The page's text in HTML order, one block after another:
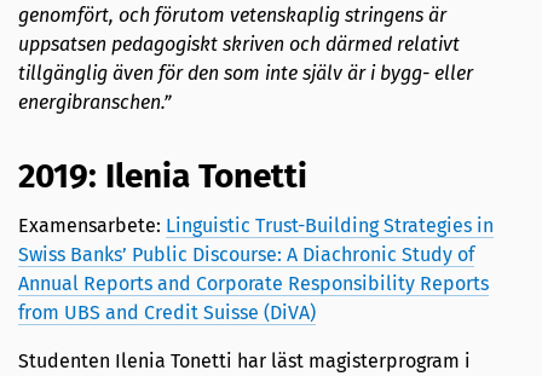
genomfört, och förutom vetenskaplig stringens är
uppsatsen pedagogiskt skriven och därmed relativt
tillgänglig även för den som inte själv är i bygg- eller
energibranschen.”
2019: Ilenia Tonetti
Examensarbete: Linguistic Trust-Building Strategies in
Swiss Banks’ Public Discourse: A Diachronic Study of
Annual Reports and Corporate Responsibility Reports
from UBS and Credit Suisse (DiVA)
Studenten Ilenia Tonetti har läst magisterprogram i